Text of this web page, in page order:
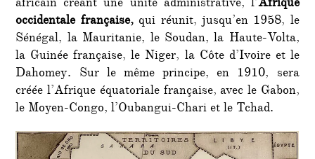
occidentale française,qui réunit, jusqu’en 1958, le
Sénégal, la Mauritanie, le Soudan, la Haute-Volta,
la Guinée française, le Niger, la Côte d’Ivoire et le
Dahomey. Sur le même principe, en 1910, sera
créée l’Afrique équatoriale française, avec le Gabon,
le Moyen-Congo, l’Oubangui-Chari et le Tchad.